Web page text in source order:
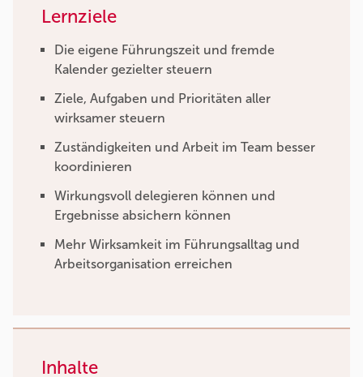
Lernziele
Die eigene Führungszeit und fremde
Kalender gezielter steuern
Ziele, Aufgaben und Prioritäten aller
wirksamer steuern
Zuständigkeiten und Arbeit im Team besser
koordinieren
Wirkungsvoll delegieren können und
Ergebnisse absichern können
Mehr Wirksamkeit im Führungsalltag und
Arbeitsorganisation erreichen
Inhalte